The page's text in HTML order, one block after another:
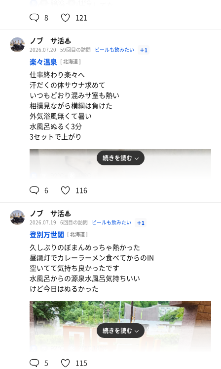
穴子天丼
カツカレー売り切れ海老フライ売り切れ ピザが激ウマ
ビックリ
プロテイン
水
それでもサウナは、最高ですね
昨日から仕込んでたカレー 旨すぎ
水
8 121
ノブ サ活♨
2026.07.20 59回目の訪問 ビールも飲みたい ＋1
楽々温泉 [ 北海道 ]
仕事終わり楽々へ
汗だくの体サウナ求めて
いつもどおり混みサ室も熱い
相撲見ながら横綱は負けた
外気浴風無くて暑い
水風呂ぬるく3分
3セットで上がり
続きを読む
6 116
ノブ サ活♨
2026.07.19 6回目の訪問 ビールも飲みたい ＋1
登別万世閣 [ 北海道 ]
久しぶりのぼまんめっちゃ熱かった
昼鐵灯でカレーラーメン食べてからのIN
空いてて気持ち良かったです
水風呂からの源泉水風呂気持ちいい
けど今日はぬるかった
続きを読む
5 115